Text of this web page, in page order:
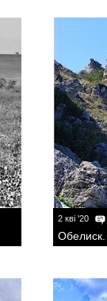
2 кві '20
Обелиск.